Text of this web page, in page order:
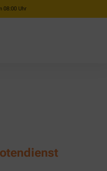
08:00 Uhr